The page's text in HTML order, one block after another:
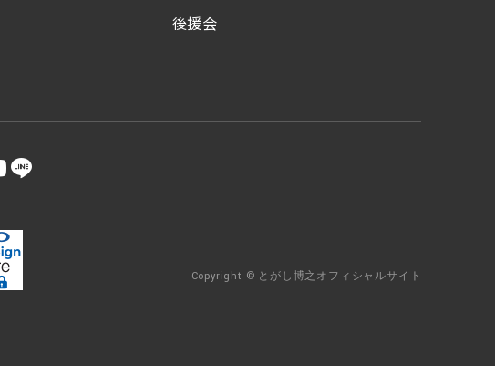
後援会
Copyright © とがし博之オフィシャルサイト